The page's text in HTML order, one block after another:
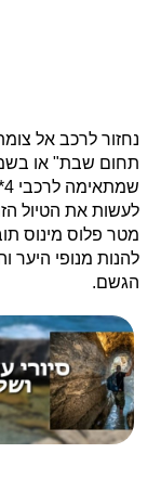
תחום שבת" או
מטר פלוס מינוס
להנות מנופי
הגשם.